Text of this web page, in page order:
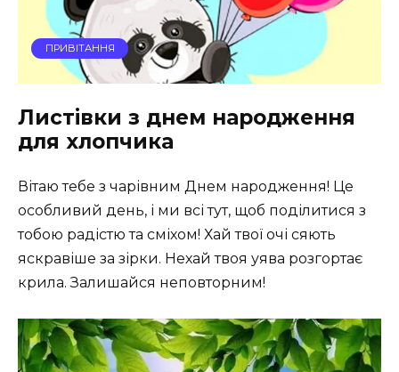
ПРИВІТАННЯ
Листівки з днем народження
для хлопчика
Вітаю тебе з чарівним Днем народження! Це
особливий день, і ми всі тут, щоб поділитися з
тобою радістю та сміхом! Хай твої очі сяють
яскравіше за зірки. Нехай твоя уява розгортає
крила. Залишайся неповторним!